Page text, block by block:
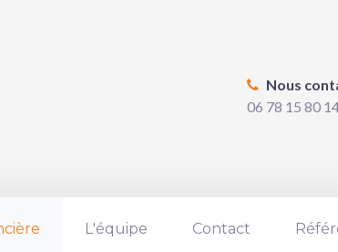
Nous
06 78 15 80
L'équipe Contact